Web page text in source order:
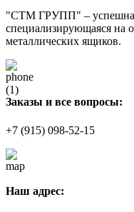
"СТМ ГРУПП" – успешная
специализирующаяся на
металлических ящиков.
Заказы и все вопросы:
+7 (915) 098-52-15
Наш адрес: